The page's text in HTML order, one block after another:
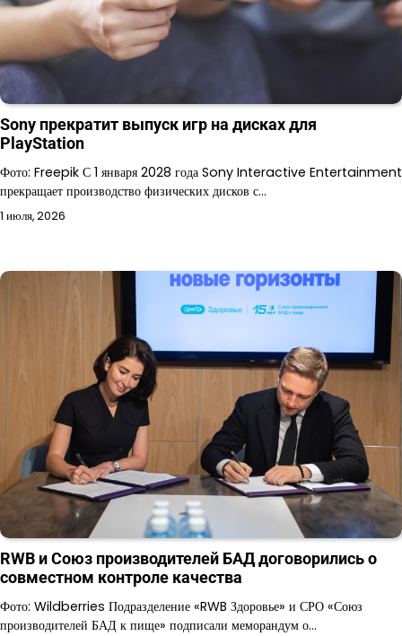
Sony прекратит выпуск игр на дисках для
PlayStation
Фото: Freepik С 1 января 2028 года Sony Interactive Entertainment
прекращает производство физических дисков с…
1 июля, 2026
RWB и Союз производителей БАД договорились о
совместном контроле качества
Фото: Wildberries Подразделение «RWB Здоровье» и СРО «Союз
производителей БАД к пище» подписали меморандум о…